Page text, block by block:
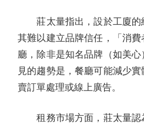
莊太量指出，設於工廈的
其難以建立品牌信任，「消
廳，除非是知名品牌（如美
見的趨勢是，餐廳可能減少
賣訂單處理或線上廣告。
租務市場方面，莊太量認